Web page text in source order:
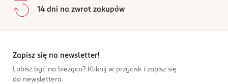
14 dni na zwrot zakupów
Zapisz się na newsletter!
Lubisz być na bieżąco? Kliknij w przycisk i zapisz się
do newslettera.